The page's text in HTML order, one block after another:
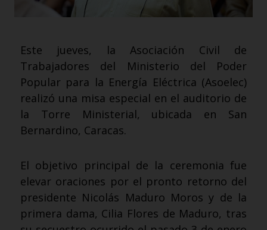
Este jueves, la Asociación Civil de
Trabajadores del Ministerio del Poder
Popular para la Energía Eléctrica (Asoelec)
realizó una misa especial en el auditorio de
la Torre Ministerial, ubicada en San
Bernardino, Caracas.
El objetivo principal de la ceremonia fue
elevar oraciones por el pronto retorno del
presidente Nicolás Maduro Moros y de la
primera dama, Cilia Flores de Maduro, tras